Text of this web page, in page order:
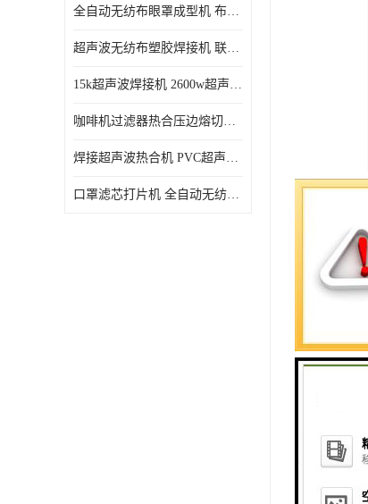
全自动无纺布眼罩成型机 布料海绵眼罩热合切边机
超声波无纺布塑胶焊接机 联宇制造
15k超声波焊接机 2600w超声波焊接机 联宇制造
咖啡机过滤器热合压边熔切机 超声波无纺布喷胶棉热合机
焊接超声波热合机 PVC超声波焊接机 无纺布超声波设备
口罩滤芯打片机 全自动无纺布压花压标设备 多层料复合机